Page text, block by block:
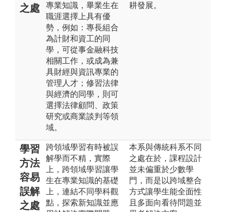
之處
專業知識，畢業生在
職涯選擇上具有優
勢，例如：專長組合
為計財和資工的同
學，可從事金融科技
相關工作，或成為兼
具財經與資訊專業的
管理人才；修習法律
與經濟的同學，則可
選擇法律顧問、政策
研究或商業談判等領
域。
耕發展。
學習
方法
容易
誤解
之處
跨領域學習有時被誤
解學而不精，實際
上，跨領域學習讓學
生在專業知識的基礎
上，連結不同學科觀
點，探索新知識並應
本系與傳統科系不同
之處在於，課程設計
並未偏重於少數學
門，而是以跨域整合
方式讓學生能全面性
且多面向看待問題並